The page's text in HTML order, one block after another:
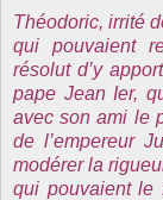
Théodoric, irrité
qui pouvaient
résolut d’y
pape Jean Ier,
avec son ami le
de l’empereur
modérer la
qui pouvaient le